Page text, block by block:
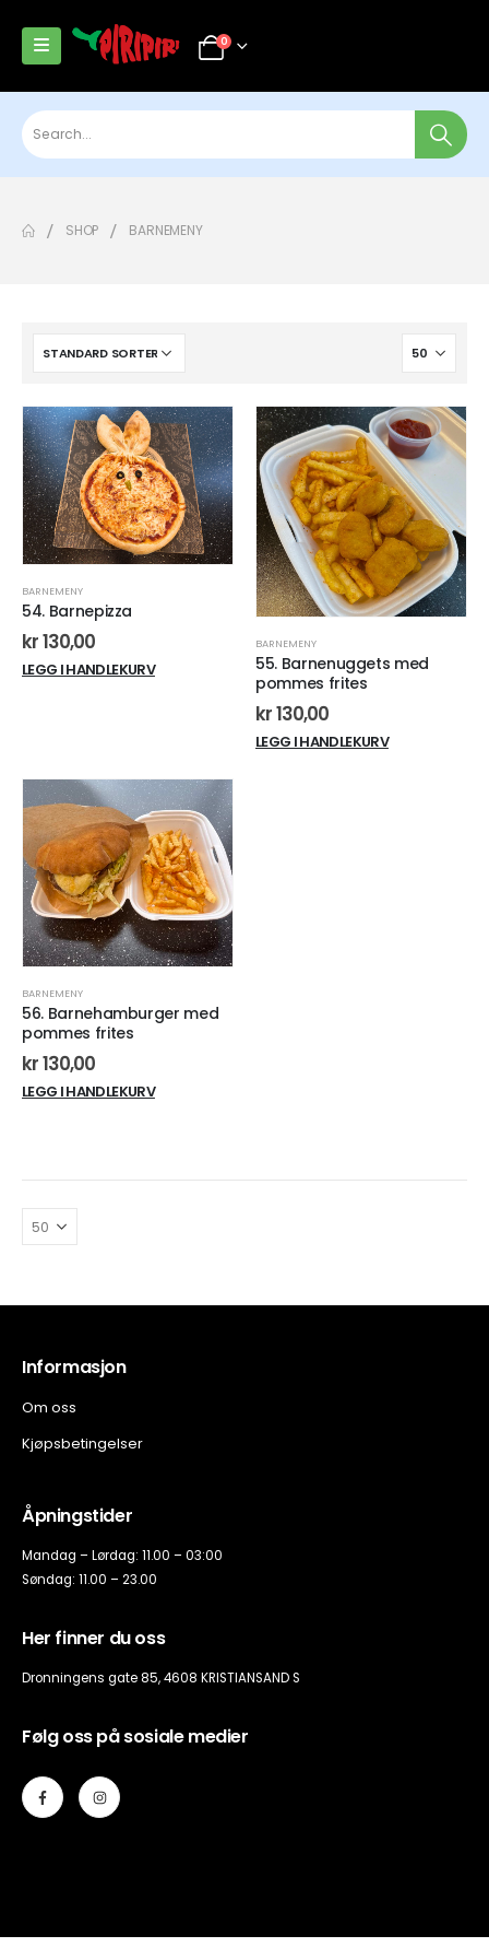
0
SHOP BARNEMENY
BARNEMENY
54. Barnepizza
kr130,00
LEGG I HANDLEKURV
BARNEMENY
55. Barnenuggets med
pommes frites
kr130,00
LEGG I HANDLEKURV
BARNEMENY
56. Barnehamburger med
pommes frites
kr130,00
LEGG I HANDLEKURV
Informasjon
Om oss
Kjøpsbetingelser
Åpningstider
Mandag – Lørdag: 11.00 – 03:00
Søndag: 11.00 – 23.00
Her finner du oss
Dronningens gate 85, 4608 KRISTIANSAND S
Følg oss på sosiale medier